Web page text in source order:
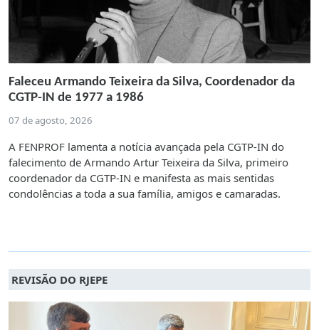
Faleceu Armando Teixeira da Silva, Coordenador da
CGTP-IN de 1977 a 1986
07 de agosto, 2026
A FENPROF lamenta a notícia avançada pela CGTP-IN do
falecimento de Armando Artur Teixeira da Silva, primeiro
coordenador da CGTP-IN e manifesta as mais sentidas
condolências a toda a sua família, amigos e camaradas.
REVISÃO DO RJEPE